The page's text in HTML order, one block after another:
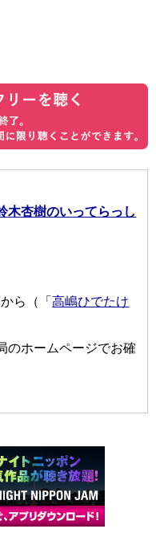
杏樹のいってらっし
ら（「高嶋ひでたけ
のホームページでお確